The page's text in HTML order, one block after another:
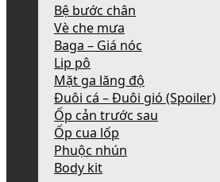
Bệ bước chân
Vè che mưa
Baga – Giá nóc
Lip pô
Mặt ga lăng độ
Đuôi cá – Đuôi gió (Spoiler)
Ốp cản trước sau
Ốp cua lốp
Phuộc nhún
Body kit